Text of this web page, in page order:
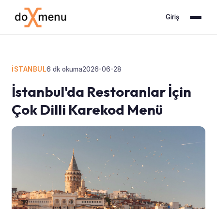
Giriş
İSTANBUL6 dk okuma2026-06-28
İstanbul'da Restoranlar İçin
Çok Dilli Karekod Menü